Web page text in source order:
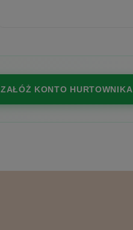
ZAŁÓŻ KONTO HURTOWNIKA